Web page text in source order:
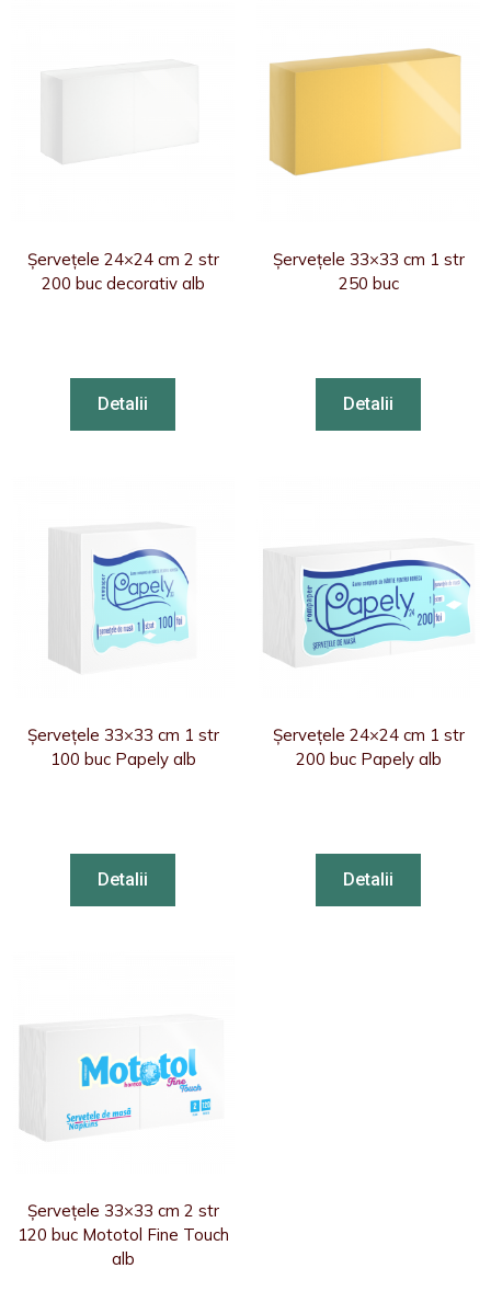
Șervețele 24×24 cm 2 str
200 buc decorativ alb
Detalii
Șervețele 33×33 cm 1 str
250 buc
Detalii
Șervețele 33×33 cm 1 str
100 buc Papely alb
Detalii
Șervețele 24×24 cm 1 str
200 buc Papely alb
Detalii
Șervețele 33×33 cm 2 str
120 buc Mototol Fine Touch
alb